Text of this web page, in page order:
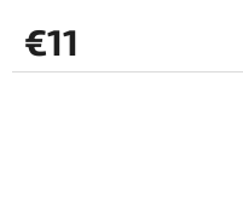
€11